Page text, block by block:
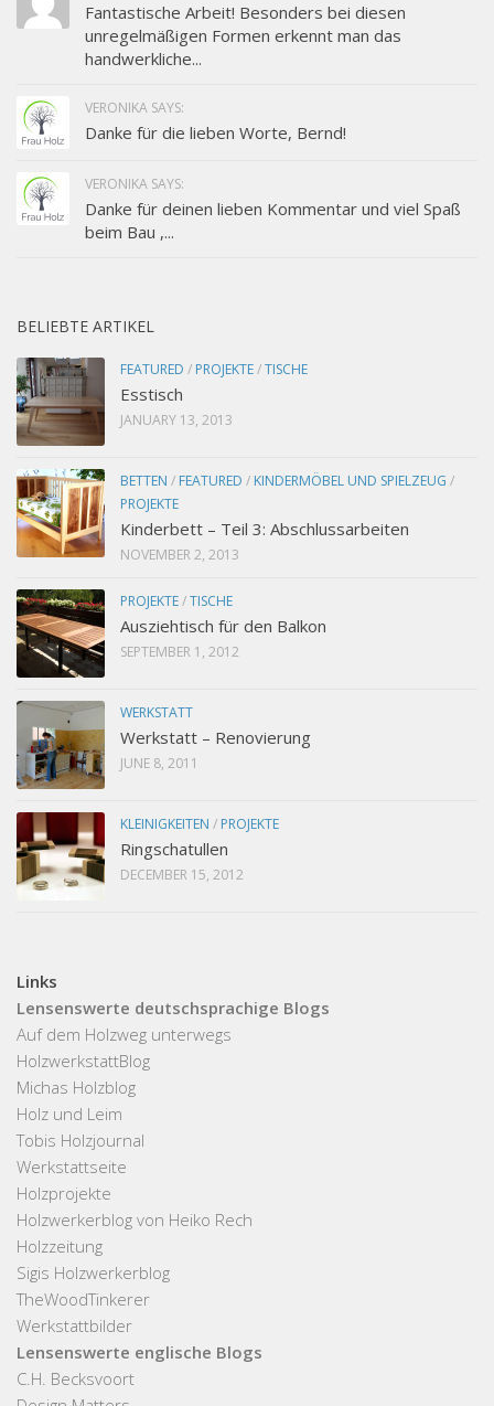
Fantastische Arbeit! Besonders bei diesen
unregelmäßigen Formen erkennt man das
handwerkliche...
VERONIKA SAYS:
Danke für die lieben Worte, Bernd!
VERONIKA SAYS:
Danke für deinen lieben Kommentar und viel Spaß
beim Bau ,...
BELIEBTE ARTIKEL
FEATURED / PROJEKTE/TISCHE
Esstisch
JANUARY 13, 2013
BETTEN / FEATURED / KINDERMÖBEL UND SPIELZEUG /
PROJEKTE
Kinderbett – Teil 3: Abschlussarbeiten
NOVEMBER 2, 2013
PROJEKTE/TISCHE
Ausziehtisch für den Balkon
SEPTEMBER 1, 2012
WERKSTATT
Werkstatt – Renovierung
JUNE 8, 2011
KLEINIGKEITEN / PROJEKTE
Ringschatullen
DECEMBER 15, 2012
Links
Lensenswerte deutschsprachige Blogs
Auf dem Holzweg unterwegs
HolzwerkstattBlog
Michas Holzblog
Holz und Leim
Tobis Holzjournal
Werkstattseite
Holzprojekte
Holzwerkerblog von Heiko Rech
Holzzeitung
Sigis Holzwerkerblog
TheWoodTinkerer
Werkstattbilder
Lensenswerte englische Blogs
C.H. Becksvoort